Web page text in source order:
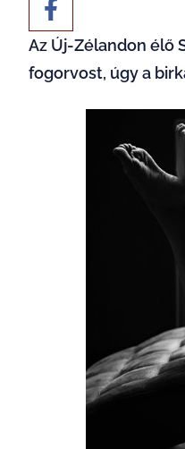
Az Új-Zélandon élő
fogorvost, úgy a